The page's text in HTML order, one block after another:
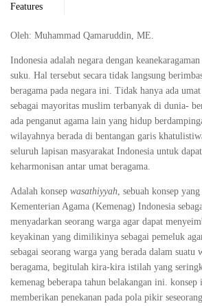
Features
Oleh: Muhammad Qamaruddin, ME.
Indonesia adalah negara dengan
suku. Hal tersebut secara tidak langsung
beragama pada negara ini. Tidak hanya ada
sebagai mayoritas muslim terbanyak di dunia-
ada penganut agama lain yang hidup
wilayahnya berada di bentangan garis
seluruh lapisan masyarakat Indonesia untuk
keharmonisan antar umat beragama.
Adalah konsep wasathiyyah , sebuah konsep
Kementerian Agama (Kemenag) Indonesia
menyadarkan seorang warga agar dapat
keyakinan yang dimilikinya sebagai pemeluk
sebagai seorang warga yang berada dalam suatu
beragama, begitulah kira-kira istilah yang
kemenag beberapa tahun belakangan ini.
memberikan penekanan pada pola pikir